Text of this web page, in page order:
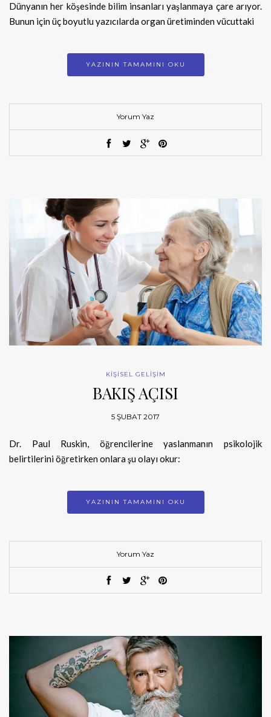
Dünyanın her köşesinde bilim insanları yaşlanmaya çare arıyor.
Bunun için üç boyutlu yazıcılarda organ üretiminden vücuttaki
YAZININ TAMAMINI OKU
Yorum Yaz
KİŞİSEL GELİŞİM
BAKIŞ AÇISI
5 ŞUBAT 2017
Dr. Paul Ruskin, öğrencilerine yaslanmanın psikolojik
belirtilerini öğretirken onlara şu olayı okur:
YAZININ TAMAMINI OKU
Yorum Yaz